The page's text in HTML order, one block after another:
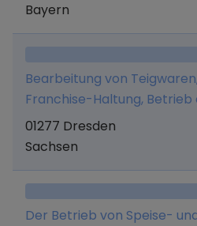
eigenen Vermögens, - der
Einzelhandel mit
zum Ausschank oder
Herstellung und der
Maschinen und sonstigen
Herstellung und dem
dienen, - die Veranstaltung
sowie die Erbringung von
für die Herstellung und
Bayern
Bearbeitung von
Franchise-Haltung,
Konditorei sowie deren
Instandhaltung und
Rechts- und
01277 Dresden
Sachsen
Der Betrieb von Speise-